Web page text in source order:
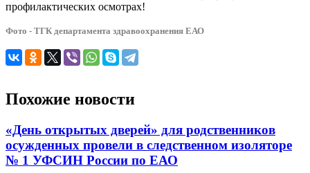
профилактических осмотрах!
Фото - ТГК департамента здравоохранения ЕАО
Похожие новости
«День открытых дверей» для родственников
осужденных провели в следственном изоляторе
№ 1 УФСИН России по ЕАО